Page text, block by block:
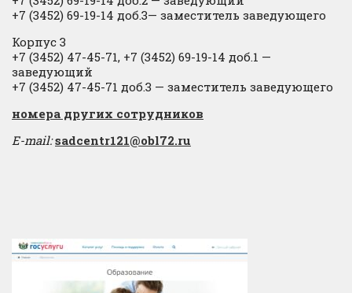
+7 (3452) 69-19-14 доб.3— заместитель заведующего
Корпус 3
+7 (3452) 47-45-71, +7 (3452) 69-19-14 доб.1 —
заведующий
+7 (3452) 47-45-71 доб.3 — заместитель заведующего
​номера других сотрудников
E-mail: sadcentr121@obl72.ru